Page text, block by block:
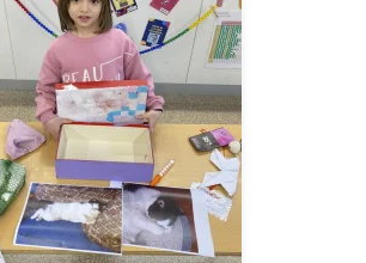
__AMPLIAR__